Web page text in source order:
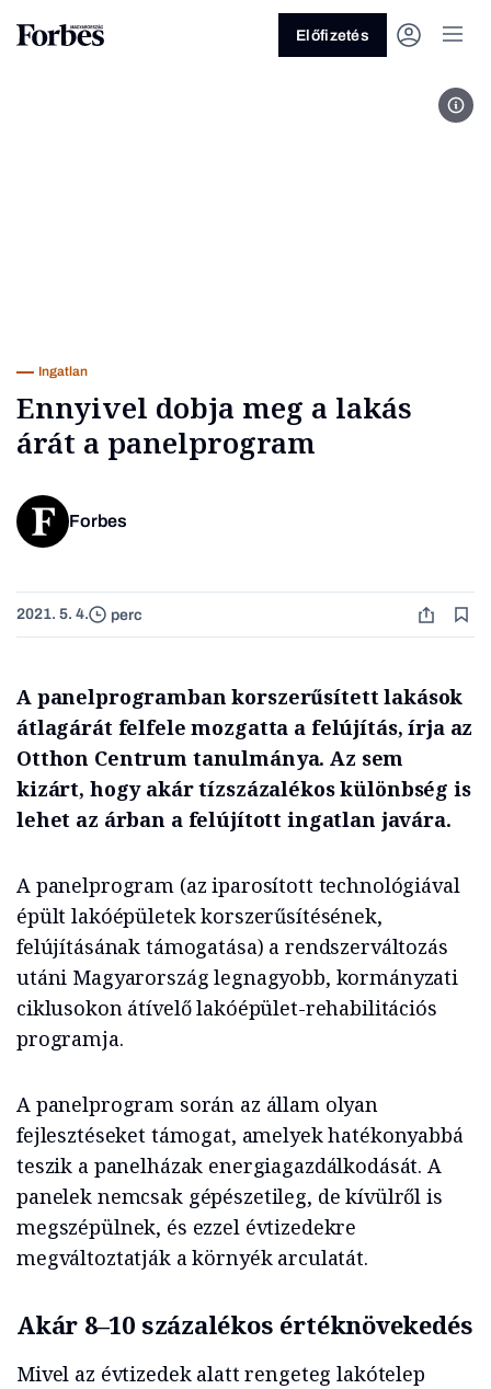
Előfizetés
Ingatlan
Ennyivel dobja meg a lakás
árát a panelprogram
Forbes
2021. 5. 4. perc
A panelprogramban korszerűsített lakások
átlagárát felfele mozgatta a felújítás, írja az
Otthon Centrum tanulmánya. Az sem
kizárt, hogy akár tízszázalékos különbség is
lehet az árban a felújított ingatlan javára.
A panelprogram (az iparosított technológiával
épült lakóépületek korszerűsítésének,
felújításának támogatása) a rendszerváltozás
utáni Magyarország legnagyobb, kormányzati
ciklusokon átívelő lakóépület-rehabilitációs
programja.
A panelprogram során az állam olyan
fejlesztéseket támogat, amelyek hatékonyabbá
teszik a panelházak energiagazdálkodását. A
panelek nemcsak gépészetileg, de kívülről is
megszépülnek, és ezzel évtizedekre
megváltoztatják a környék arculatát.
Akár 8–10 százalékos értéknövekedés
Mivel az évtizedek alatt rengeteg lakótelep